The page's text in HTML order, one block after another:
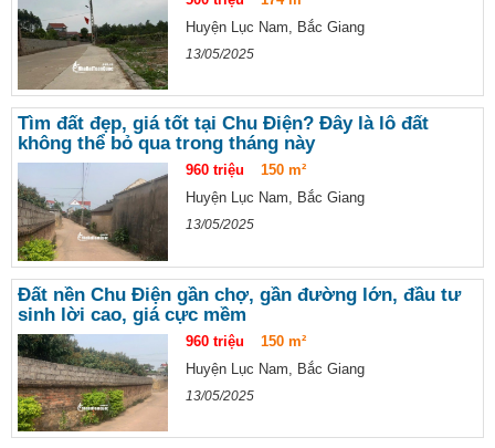
Huyện Lục Nam, Bắc Giang
13/05/2025
Tìm đất đẹp, giá tốt tại Chu Điện? Đây là lô đất
không thể bỏ qua trong tháng này
960 triệu
150 m²
Huyện Lục Nam, Bắc Giang
13/05/2025
Đất nền Chu Điện gần chợ, gần đường lớn, đầu tư
sinh lời cao, giá cực mềm
960 triệu
150 m²
Huyện Lục Nam, Bắc Giang
13/05/2025